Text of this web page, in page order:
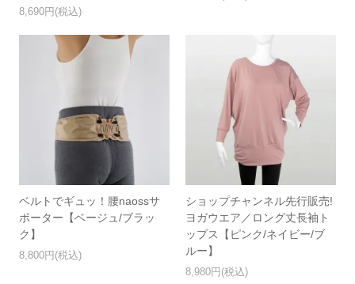
8,690円(税込)
ベルトでギュッ！腰naossサ
ポーター【ベージュ/ブラッ
ク】
8,800円(税込)
ショップチャンネル先行販売!
ヨガウエア／ロング丈長袖ト
ップス【ピンク/ネイビー/ブ
ルー】
8,980円(税込)